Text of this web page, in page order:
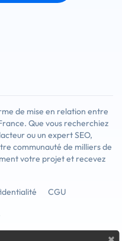
de mise en relation entre
Que vous recherchiez
ou un expert SEO,
communauté de milliers de
votre projet et recevez
CGU